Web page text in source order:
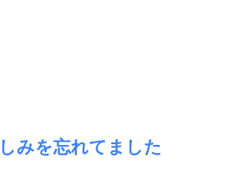
みを忘れてました